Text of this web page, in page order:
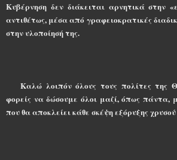
Κυβέρνηση δεν διάκειται αρνητικά στην
αντιθέτως, μέσα από γραφειοκρατικές
στην υλοποίησή της.
Καλώ λοιπόν όλους τους πολίτες της
φορείς να δώσουμε όλοι μαζί, όπως πάντα,
που θα αποκλείει κάθε σκέψη εξόρυξης